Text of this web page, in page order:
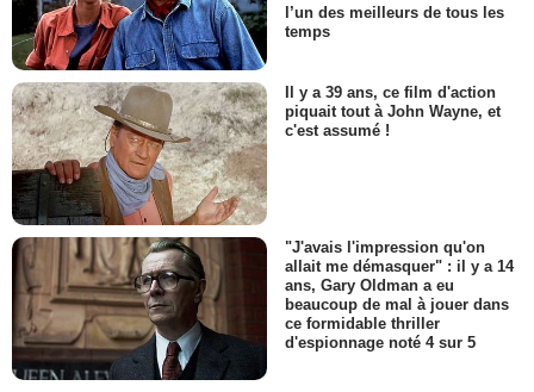
l’un des meilleurs de tous les
temps
Il y a 39 ans, ce film d'action
piquait tout à John Wayne, et
c'est assumé !
"J'avais l'impression qu'on
allait me démasquer" : il y a 14
ans, Gary Oldman a eu
beaucoup de mal à jouer dans
ce formidable thriller
d'espionnage noté 4 sur 5